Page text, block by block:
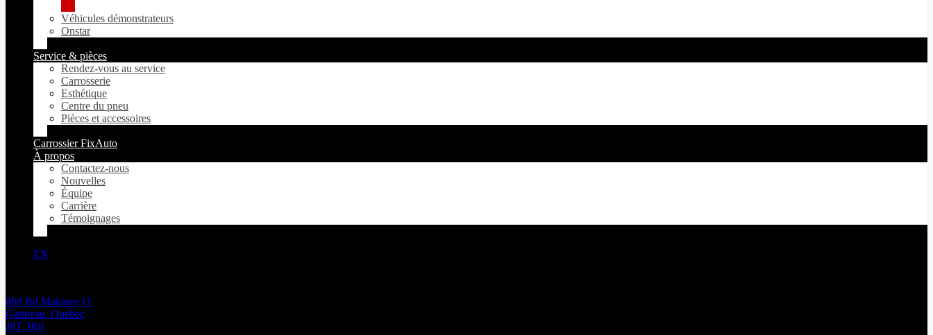
Véhicules démonstrateurs
Onstar
Service & pièces
Rendez-vous au service
Carrosserie
Esthétique
Centre du pneu
Pièces et accessoires
Carrossier FixAuto
À propos
Contactez-nous
Nouvelles
Équipe
Carrière
Témoignages
EN
868 Bd Maloney O
Gatineau, Québec
J8T 3R6